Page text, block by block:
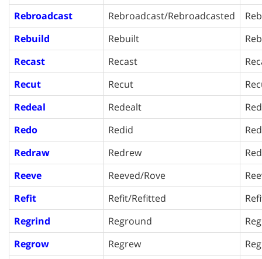
Rebroadcast
Rebroadcast/Rebroadcasted
Rebuild
Rebuilt
Recast
Recast
Recut
Recut
Redeal
Redealt
Redo
Redid
Redraw
Redrew
Reeve
Reeved/Rove
Refit
Refit/Refitted
Regrind
Reground
Regrow
Regrew